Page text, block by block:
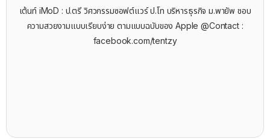
เต้นท์ iMoD : ป.ตรี วิศวกรรมซอฟต์แวร์ ป.โท บริหารธุรกิจ ม.พายัพ ชอบ
ความสวยงามแบบเรียบง่าย ตามแบบฉบับของ Apple @Contact :
facebook.com/tentzy